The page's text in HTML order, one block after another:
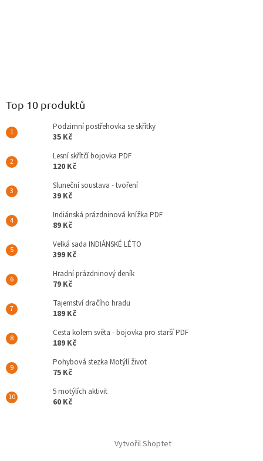
Top 10 produktů
Podzimní postřehovka se skřítky
35 Kč
Lesní skřítčí bojovka PDF
120 Kč
Sluneční soustava - tvoření
39 Kč
Indiánská prázdninová knížka PDF
89 Kč
Velká sada INDIÁNSKÉ LÉTO
399 Kč
Hradní prázdninový deník
79 Kč
Tajemství dračího hradu
189 Kč
Cesta kolem světa - bojovka pro starší PDF
189 Kč
Pohybová stezka Motýlí život
75 Kč
5 motýlích aktivit
60 Kč
Vytvořil Shoptet